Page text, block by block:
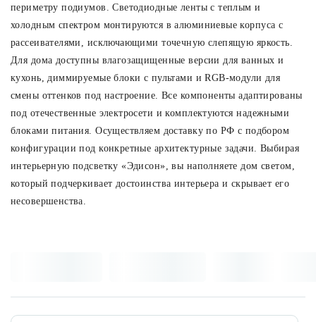
Уличное освещение
Розетки и выключатели
Интерьерная подсветка
Светодиодная лента
Предметы интерьера
Комплектующие
периметру подиумов. Светодиодные ленты с теплым и
холодным спектром монтируются в алюминиевые корпуса с
рассеивателями, исключающими точечную слепящую яркость.
Для дома доступны влагозащищенные версии для ванных и
кухонь, диммируемые блоки с пультами и RGB-модули для
смены оттенков под настроение. Все компоненты адаптированы
под отечественные электросети и комплектуются надежными
блоками питания. Осуществляем доставку по РФ с подбором
конфигурации под конкретные архитектурные задачи. Выбирая
интерьерную подсветку «Эдисон», вы наполняете дом светом,
который подчеркивает достоинства интерьера и скрывает его
несовершенства.